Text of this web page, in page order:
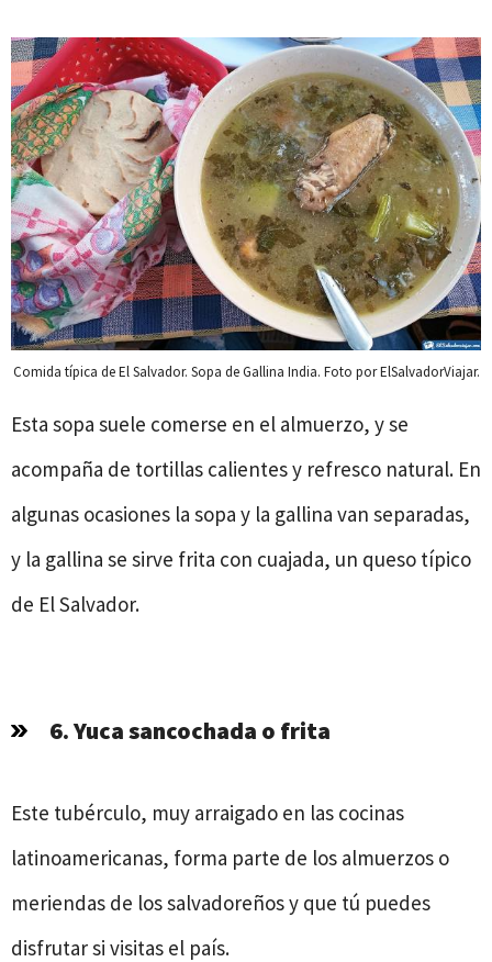
Comida típica de El Salvador. Sopa de Gallina India. Foto por ElSalvadorViajar.
Esta sopa suele comerse en el almuerzo, y se
acompaña de tortillas calientes y refresco natural. En
algunas ocasiones la sopa y la gallina van separadas,
y la gallina se sirve frita con cuajada, un queso típico
de El Salvador.
6. Yuca sancochada o frita
Este tubérculo, muy arraigado en las cocinas
latinoamericanas, forma parte de los almuerzos o
meriendas de los salvadoreños y que tú puedes
disfrutar si visitas el país.